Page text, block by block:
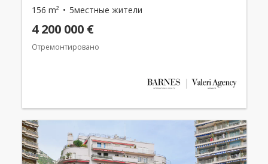
156 m² 5местные жители
4 200 000 €
Отремонтировано